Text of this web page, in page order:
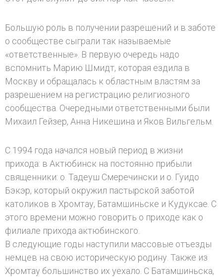
Большую роль в получении разрешений и в заботе
о сообществе сыграли так называемые
«ответственные». В первую очередь надо
вспомнить Марию Шмидт, которая ездила в
Москву и обращалась к областным властям за
разрешением на регистрацию религиозного
сообщества. Очередными ответственными были
Михаил Гейзер, Анна Никешина и Яков Вильгельм.
С 1994 года начался новый период в жизни
прихода: в Актюбинск на постоянно прибыли
священники: о. Тадеуш Смеречински и о. Гуидо
Бэкэр, который окружил пастырской заботой
католиков в Хромтау, Батамшиньске и Кудуксае. С
этого времени можно говорить о приходе как о
филиале прихода актюбинского.
В следующие годы наступили массовые отъезды
немцев на свою историческую родину. Также из
Хромтау большинство их уехало. С Батамшиньска,